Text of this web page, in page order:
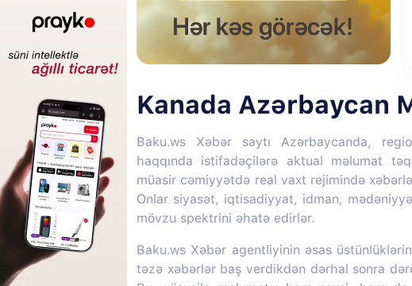
Kanada Azərbaycan
Baku.ws Xəbər saytı Azərbaycanda,
haqqında istifadəçilərə aktual məlumat
müasir cəmiyyətdə real vaxt rejimində
Onlar siyasət, iqtisadiyyat, idman,
mövzu spektrini əhatə edirlər.
Baku.ws Xəbər agentliyinin əsas
təzə xəbərlər baş verdikdən dərhal sonra